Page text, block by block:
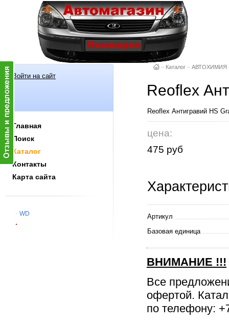
Войти на сайт
Главная
Поиск
Каталог
Контакты
Карта сайта
WD
– Каталог – АВТОХИМИЯ
Reoflex
Reoflex Антигравий НS
цена:
475 руб
Артикул
Базовая единица
ВНИМАНИЕ !!!
Все
офертой.
по телефону: